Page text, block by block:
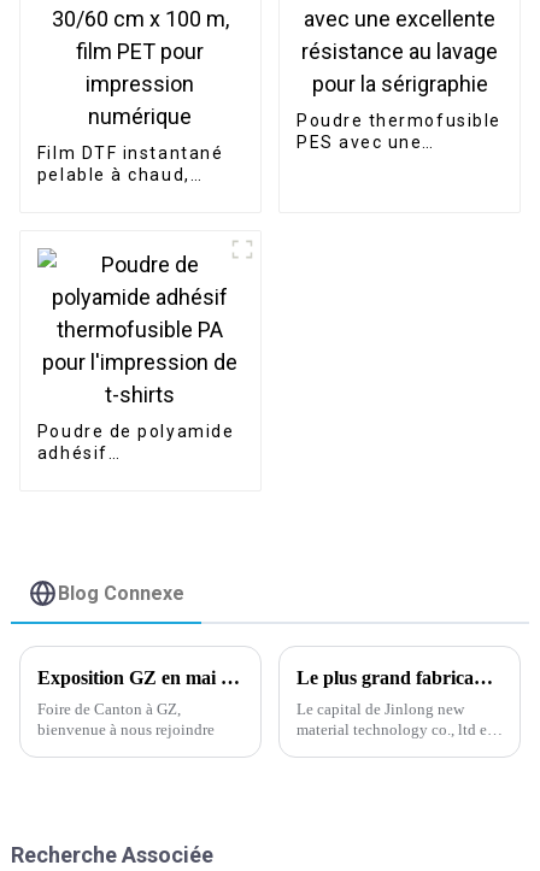
Film DTF instantané
pelable à chaud,
numérique
Poudre thermofusible
PES avec une
Poudre de polyamide
adhésif
Blog Connexe
Exposition GZ en mai 2024
Foire de Canton à GZ,
bienvenue à nous rejoindre
Le plus grand fabricant de films DTF en Chine.
Le capital de Jinlong new
material technology co., ltd est
Recherche Associée